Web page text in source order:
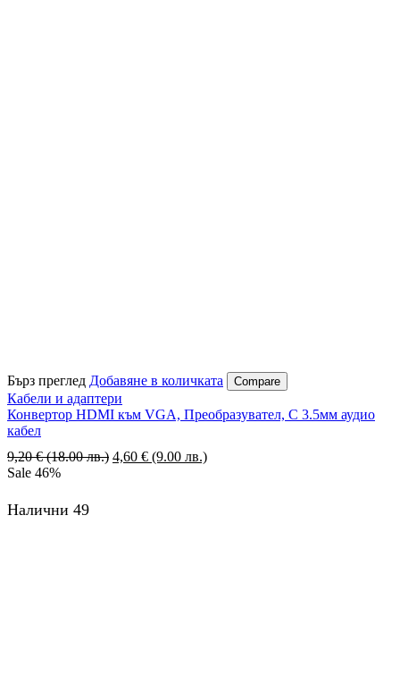
Бърз преглед Добавяне в количката Compare
Кабели и адаптери
Конвертор HDMI към VGA, Преобразувател, С 3.5мм аудио
кабел
9,20€ (18.00 лв.) 4,60 € (9.00 лв.)
Sale 46%
Налични 49